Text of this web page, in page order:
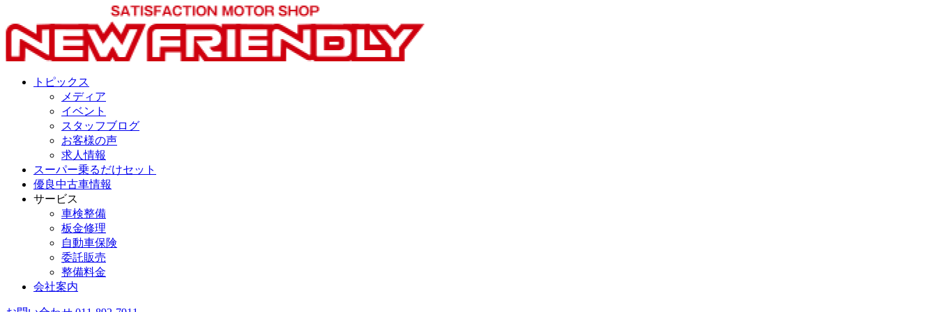
トピックス
メディア
イベント
スタッフブログ
お客様の声
求人情報
スーパー乗るだけセット
優良中古車情報
サービス
車検整備
板金修理
自動車保険
委託販売
整備料金
会社案内